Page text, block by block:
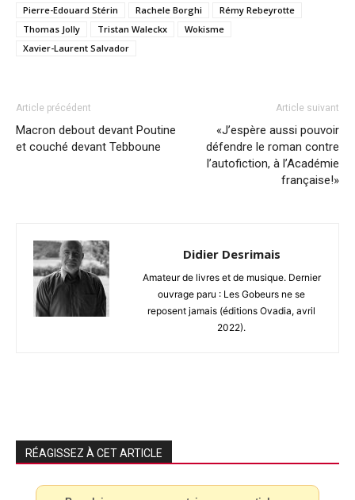
Pierre-Edouard Stérin
Rachele Borghi
Rémy Rebeyrotte
Thomas Jolly
Tristan Waleckx
Wokisme
Xavier-Laurent Salvador
Article précédent
Macron debout devant Poutine
et couché devant Tebboune
Article suivant
«J’espère aussi pouvoir
défendre le roman contre
l’autofiction, à l’Académie
française!»
Didier Desrimais
Amateur de livres et de musique. Dernier
ouvrage paru : Les Gobeurs ne se
reposent jamais (éditions Ovadia, avril
2022).
RÉAGISSEZ À CET ARTICLE